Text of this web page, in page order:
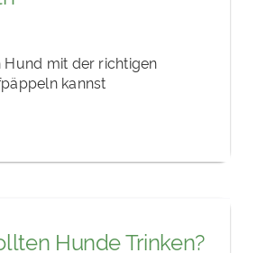
Hund mit der richtigen
kannst
Hunde Trinken?